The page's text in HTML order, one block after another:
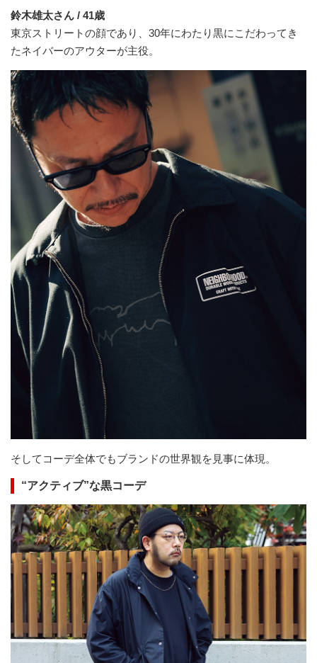
鈴木雄太さん / 41歳
東京ストリートの顔であり、30年にわたり黒にこだわってき
たネイバーのアウターが主役。
そしてコーデ全体でもブランドの世界観を見事に体現。
“アクティブ”な黒コーデ